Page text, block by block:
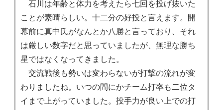
石川は年齢と体力を考えたら七回を投げ抜いた
ことが素晴らしい。十二分の好投と言えます。開
幕前に真中氏がなんとか八勝と言っており、それ
は厳しい数字だと思っていましたが、無理な勝ち
星ではなくなってきました。
交流戦後も勢いは変わらないが打撃の流れが変
わりましたね。いつの間にかチーム打率も二位タ
イまで上がっていました。投手力が良い上での打